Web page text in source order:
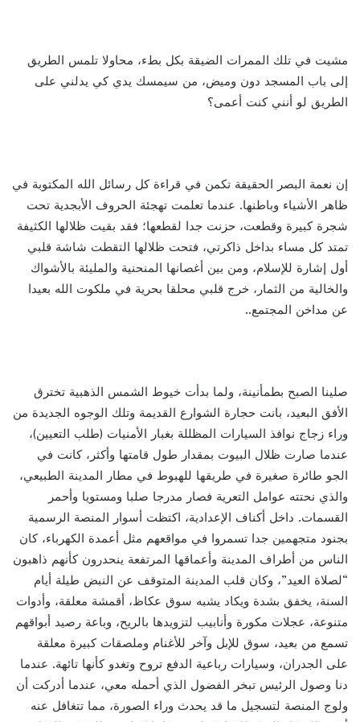
مشيت في تلك الممرات الضيقة بكل بطء، محاولا تلمس الطريق
إلى باب المسجد دون وميض، من سيمسك يدي كي يدلني على
الطريق لو أنني كنت أعمى؟
إن نعمة البصر الحقيقة تكمن في قراءة كل رسائل الله المكتوبة في
ظاهر الأشياء وباطنها. عندما تعلمت تهجئة الحروف الأبجدية تحت
شجرة كبيرة وقطعت، حزنت جدا لقطعها؛ فقد بقيت ظلالها الكثيفة
تمتد كل مساء بداخل ذاكرتي، فتحت ظلالها التقطت شاشة قلبي
أول إشارة للإسلام، ومن بين أغصانها المنحنية والمليئة بالأشواك
والخالية من الثمار، خرج قلبي محلقا بحرية في ملكوت الله بعيدا
عن مداخن المجتمع..
صلينا الصبح بطمأنينة، ولما بدأت خيوط الشمس الذهبية تخترق
الأفق البعيد، بانت حجارة الشوارع القديمة وتلك الوجوه الجديدة من
وراء زجاج نوافذ السيارات المظللة بغبار الأمنيات (طلب التعيين)،
عندما صارت ظلال البيوت بمقدار طول قامتها وأكثر، كانت في
الجو طائرة صغيرة في طريقها للهبوط في مطار المدينة الطبيعي،
والذي نحتته عوامل التعرية فصار مدرجا صلبا ومستويا وأحمر
القسمات. داخل أكناف الإعدادية، اكتظت أسوار المنصة الرسمية
بجنود متجهمين جدا تسمروا في مواقعهم مثل أعمدة الكهرباء، كان
الناس من أطراف المدينة وأعماقها المرتفعة ينحدرون كأنهم ذاهبون
“لصلاة العيد”، وكان قلب المدينة المتوقف عن النبض طيلة أيام
السنة، يخفق بشدة ويكاد يشبه سوق عكاظ، أقمشة معلقة، وأدوات
متنوعة، عجلات مكورة وأنابيب لتزويدها بالريح، وباعة رصيد أبواقهم
تسمع من بعيد، سوق للإبل وآخر للأغنام وملصقات كبيرة معلقة
على الجدران، وسيارات رباعية الدفع تروح وتغدو كأنها تائهة. عندما
دنا وصول الرئيس تبخر الفضول الذي أحمله معي، عندما أدركت أن
ولوج المنصة لتسجيل ما قد يحدث وراء الصورة، مما تتغافل عنه